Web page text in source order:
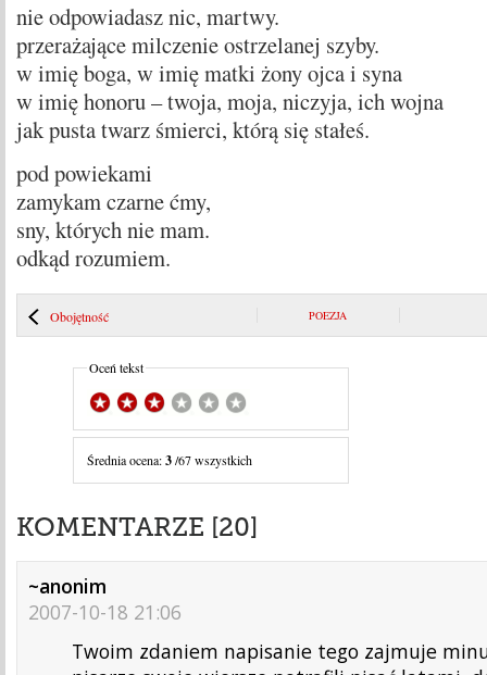
nie odpowiadasz nic, martwy.
przerażające milczenie ostrzelanej szyby.
w imię boga, w imię matki żony ojca i syna
w imię honoru – twoja, moja, niczyja, ich wojna
jak pusta twarz śmierci, którą się stałeś.
pod powiekami
zamykam czarne ćmy,
sny, których nie mam.
odkąd rozumiem.
Obojętność POEZJA
Oceń tekst
Średnia ocena:3/67 wszystkich
KOMENTARZE [20]
~anonim
2007-10-18 21:06
Twoim zdaniem napisanie tego zajmuje